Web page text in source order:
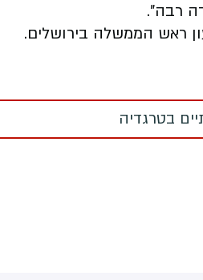
רבה".
ראש הממשלה בירושלים.
בטרגדיה